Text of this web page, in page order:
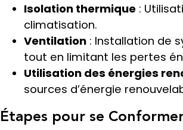
Isolation thermique :
climatisation.
Ventilation : Installation de
tout en limitant les pertes
Utilisation des énergies
sources d’énergie
Étapes pour se